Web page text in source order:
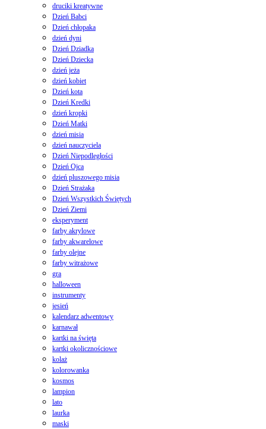
druciki kreatywne
Dzień Babci
Dzień chłopaka
dzień dyni
Dzień Dziadka
Dzień Dziecka
dzień jeża
dzień kobiet
Dzień kota
Dzień Kredki
dzień kropki
Dzień Matki
dzień misia
dzień nauczyciela
Dzień Niepodległości
Dzień Ojca
dzień pluszowego misia
Dzień Strażaka
Dzień Wszystkich Świętych
Dzień Ziemi
eksperyment
farby akrylowe
farby akwarelowe
farby olejne
farby witrażowe
gra
halloween
instrumenty
jesień
kalendarz adwentowy
karnawał
kartki na święta
kartki okolicznościowe
kolaż
kolorowanka
kosmos
lampion
lato
laurka
maski